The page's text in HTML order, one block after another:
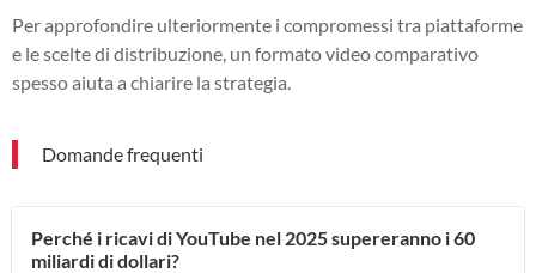
Per approfondire ulteriormente i compromessi tra piattaforme
e le scelte di distribuzione, un formato video comparativo
spesso aiuta a chiarire la strategia.
Domande frequenti
Perché i ricavi di YouTube nel 2025 supereranno i 60
miliardi di dollari?